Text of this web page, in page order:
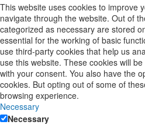
This website uses cookies to improve
navigate through the website. Out of
categorized as necessary are stored
essential for the working of basic
use third-party cookies that help us
use this website. These cookies will
with your consent. You also have the
cookies. But opting out of some of
browsing experience.
Necessary
Necessary